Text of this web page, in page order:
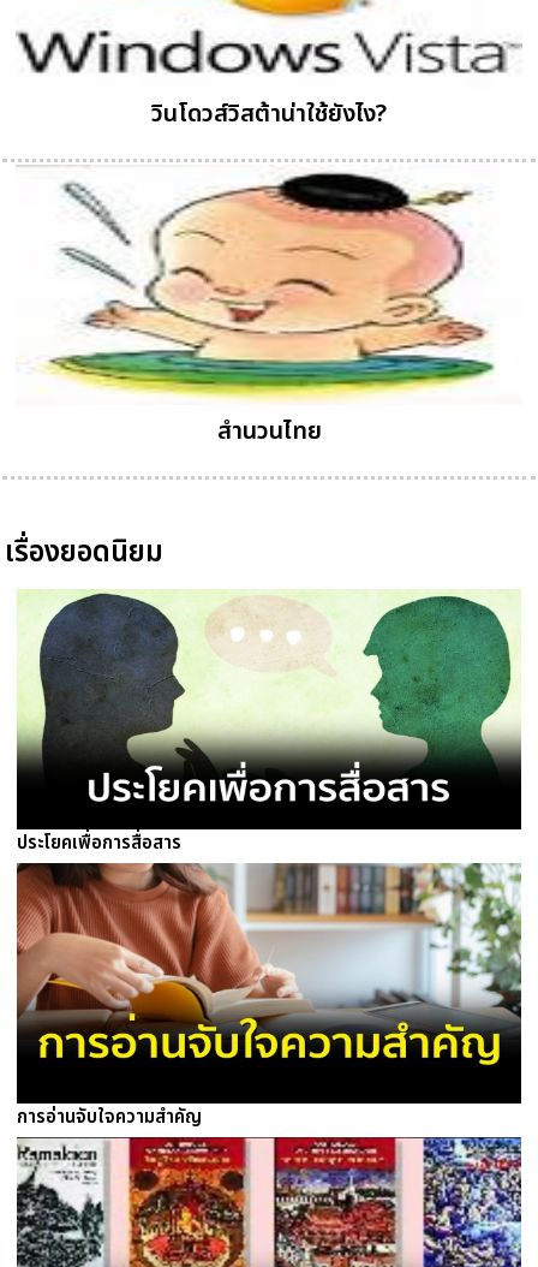
วินโดวส์วิสต้าน่าใช้ยังไง?
สำนวนไทย
เรื่องยอดนิยม
ประโยคเพื่อการสื่อสาร
การอ่านจับใจความสำคัญ